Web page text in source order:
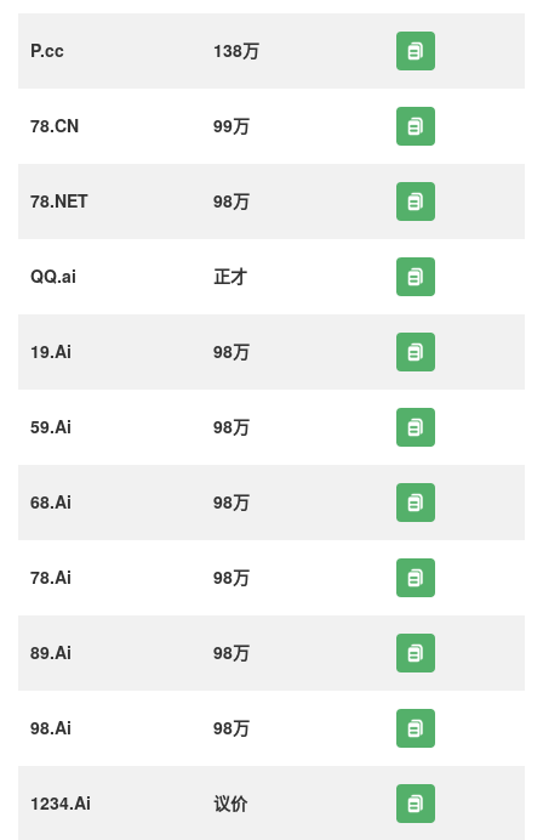
P.cc 138万
78.CN 99万
78.NET 98万
QQ.ai 正才
19.Ai 98万
59.Ai 98万
68.Ai 98万
78.Ai 98万
89.Ai 98万
98.Ai 98万
1234.Ai 议价